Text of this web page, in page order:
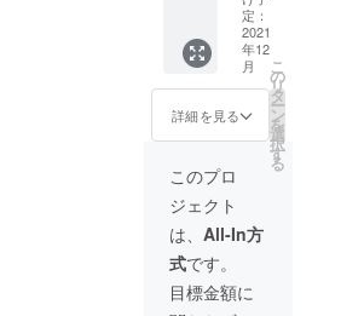
送料込
み）の
34％OF
F 2022
年1月下
旬頃か
ら、各
ECサイ
ト/自社
HP等で
一般販
売を予
定。 ※
税込
み、送
料込の
定：
2021
年12
月
詳細を見る
こ
の
リ
タ
ー
ン
を
選
択
す
る
このプロ
ジェクト
は、 All-In方
式です。
目標金額に